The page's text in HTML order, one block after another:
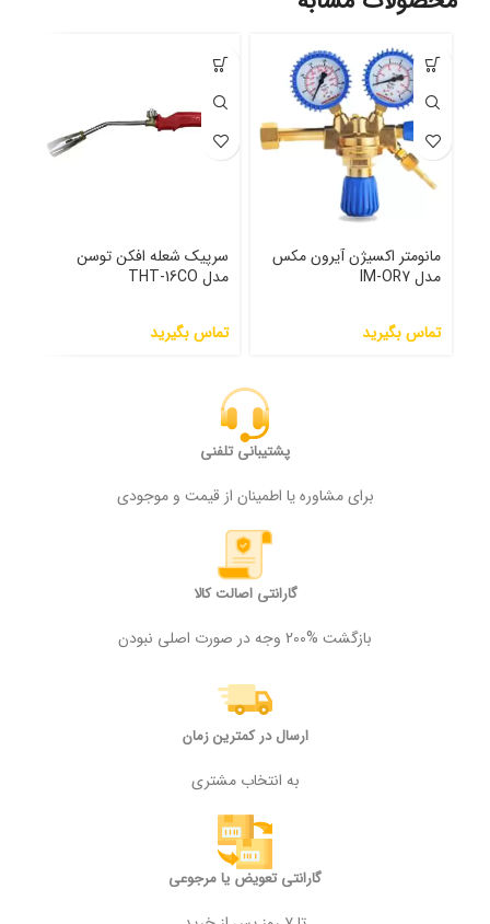
مانومتر اکسیژن آیرون مکس
مدل IM-OR7
تماس بگیرید
سرپیک شعله افکن توسن
مدل THT-16CO
تماس بگیرید
پشتیبانی تلفنی
برای مشاوره یا اطمینان از قیمت و موجودی
گارانتی اصالت کالا
بازگشت %200 وجه در صورت اصلی نبودن
ارسال در کمترین زمان
به انتخاب مشتری
گارانتی تعویض یا مرجوعی